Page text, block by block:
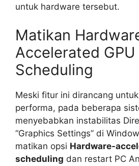
untuk hardware tersebut.
Matikan
Accelerated GPU
Scheduling
Meski fitur ini dirancang
performa, pada beberapa
menyebabkan instabilitas
“Graphics Settings” di
matikan opsi Hardware-
scheduling dan restart PC